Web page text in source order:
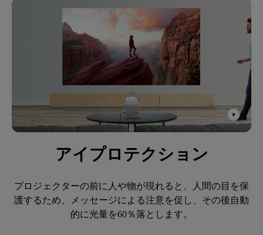
アイプロテクション
プロジェクターの前に人や物が現れると、人間の目を保
護するため、メッセージによる注意を促し、その後自動
的に光量を60％落とします。